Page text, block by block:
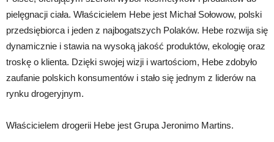
pielęgnacji ciała. Właścicielem Hebe jest Michał Sołowow, polski
przedsiębiorca i jeden z najbogatszych Polaków. Hebe rozwija się
dynamicznie i stawia na wysoką jakość produktów, ekologię oraz
troskę o klienta. Dzięki swojej wizji i wartościom, Hebe zdobyło
zaufanie polskich konsumentów i stało się jednym z liderów na
rynku drogeryjnym.
Właścicielem drogerii Hebe jest Grupa Jeronimo Martins.